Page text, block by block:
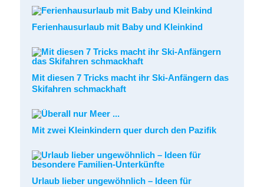
Ferienhausurlaub mit Baby und Kleinkind
Mit diesen 7 Tricks macht ihr Ski-Anfängern das
Skifahren schmackhaft
Mit zwei Kleinkindern quer durch den Pazifik
Urlaub lieber ungewöhnlich – Ideen für